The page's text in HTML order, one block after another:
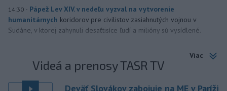
14:30 - Pápež Lev XIV. v nedeľu vyzval na vytvorenie
humanitárnych koridorov pre civilistov zasiahnutých vojnou v
Sudáne, v ktorej zahynuli desaťtisíce ľudí a milióny sú vysídlené.
Viac
Videá a prenosy TASR TV
Deväť Slovákov zabojuje na ME v Paríži